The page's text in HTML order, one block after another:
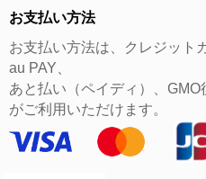
お支払い方法
お支払い方法は、クレジット
au PAY、
あと払い（ペイディ）、GMO
がご利用いただけます。